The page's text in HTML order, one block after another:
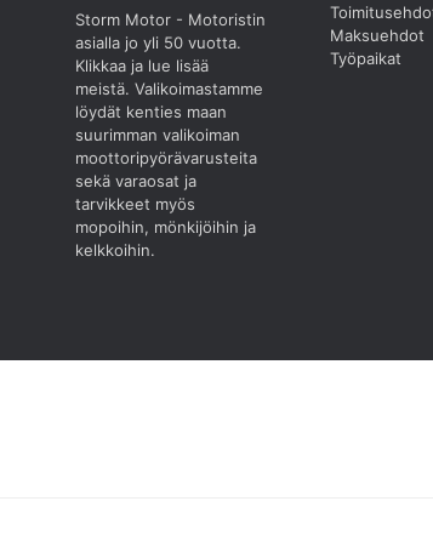
Storm Motor - Motoristin
asialla jo yli 50 vuotta.
Klikkaa ja lue lisää
meistä. Valikoimastamme
löydät kenties maan
suurimman valikoiman
moottoripyörävarusteita
sekä varaosat ja
tarvikkeet myös
mopoihin, mönkijöihin ja
kelkkoihin.
Maksuehdot
Työpaikat